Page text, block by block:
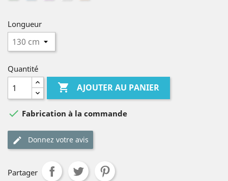
Longueur
Quantité
 AJOUTER AU PANIER
 Fabrication à la commande
Donnez votre avis
Partager